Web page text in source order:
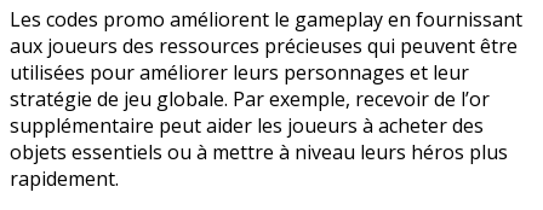
Les codes promo améliorent le gameplay en fournissant
aux joueurs des ressources précieuses qui peuvent être
utilisées pour améliorer leurs personnages et leur
stratégie de jeu globale. Par exemple, recevoir de l’or
supplémentaire peut aider les joueurs à acheter des
objets essentiels ou à mettre à niveau leurs héros plus
rapidement.